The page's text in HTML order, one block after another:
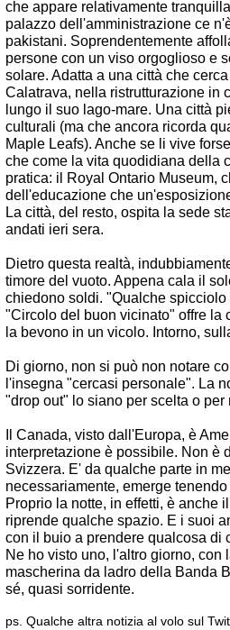
che appare relativamente
palazzo dell'amministrazione ce
pakistani. Soprendentemente
persone con un viso orgoglioso e
solare. Adatta a una città che
Calatrava, nella ristrutturazione in
lungo il suo lago-mare. Una città
culturali (ma che ancora ricorda
Maple Leafs). Anche se li vive
che come la vita quodidiana della
pratica: il Royal Ontario Museum,
dell'educazione che
La città, del resto, ospita la sede
andati ieri sera.
Dietro questa realtà,
timore del vuoto. Appena cala il
chiedono soldi. "Qualche
"Circolo del buon vicinato" offre la
la bevono in un vicolo. Intorno,
Di giorno, non si può non notare
l'insegna "cercasi personale". La
"drop out" lo siano per scelta o per
Il Canada, visto dall'Europa, è
interpretazione è possibile. Non è
Svizzera. E' da qualche parte in
necessariamente, emerge
Proprio la notte, in effetti, è anche
riprende qualche spazio. E i suoi
con il buio a prendere qualcosa di
Ne ho visto uno, l'altro giorno,
mascherina da ladro della Banda
sé, quasi sorridente.
ps. Qualche altra notizia al volo sul